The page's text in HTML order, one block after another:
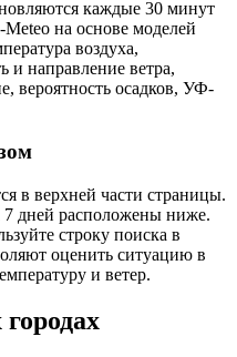
каждые 30 минут
на основе моделей
воздуха,
и направление ветра,
вероятность осадков, УФ-
в верхней части страницы.
7 дней расположены ниже.
строку поиска в
оценить ситуацию в
и ветер.